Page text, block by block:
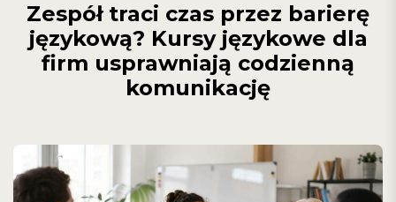
Zespół traci czas przez barierę
językową? Kursy językowe dla
firm usprawniają codzienną
komunikację